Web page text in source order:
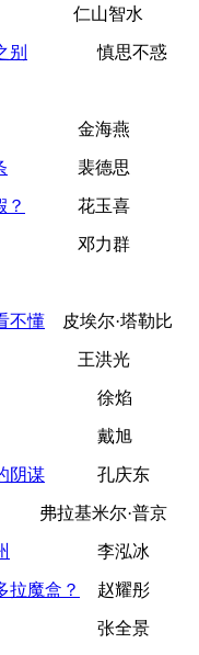
山智水
别 慎思不惑
海燕
裴德思
？ 花玉喜
邓力群
不懂 皮埃尔·塔勒比
光
焰
戴旭
阴谋 孔庆东
米尔·普京
李泓冰
拉魔盒？ 赵耀彤
张全景